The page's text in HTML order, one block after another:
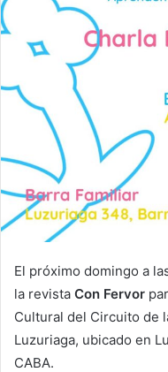
El próximo domingo a
la revista Con Fervor
Cultural del Circuito de
Luzuriaga, ubicado en
CABA.